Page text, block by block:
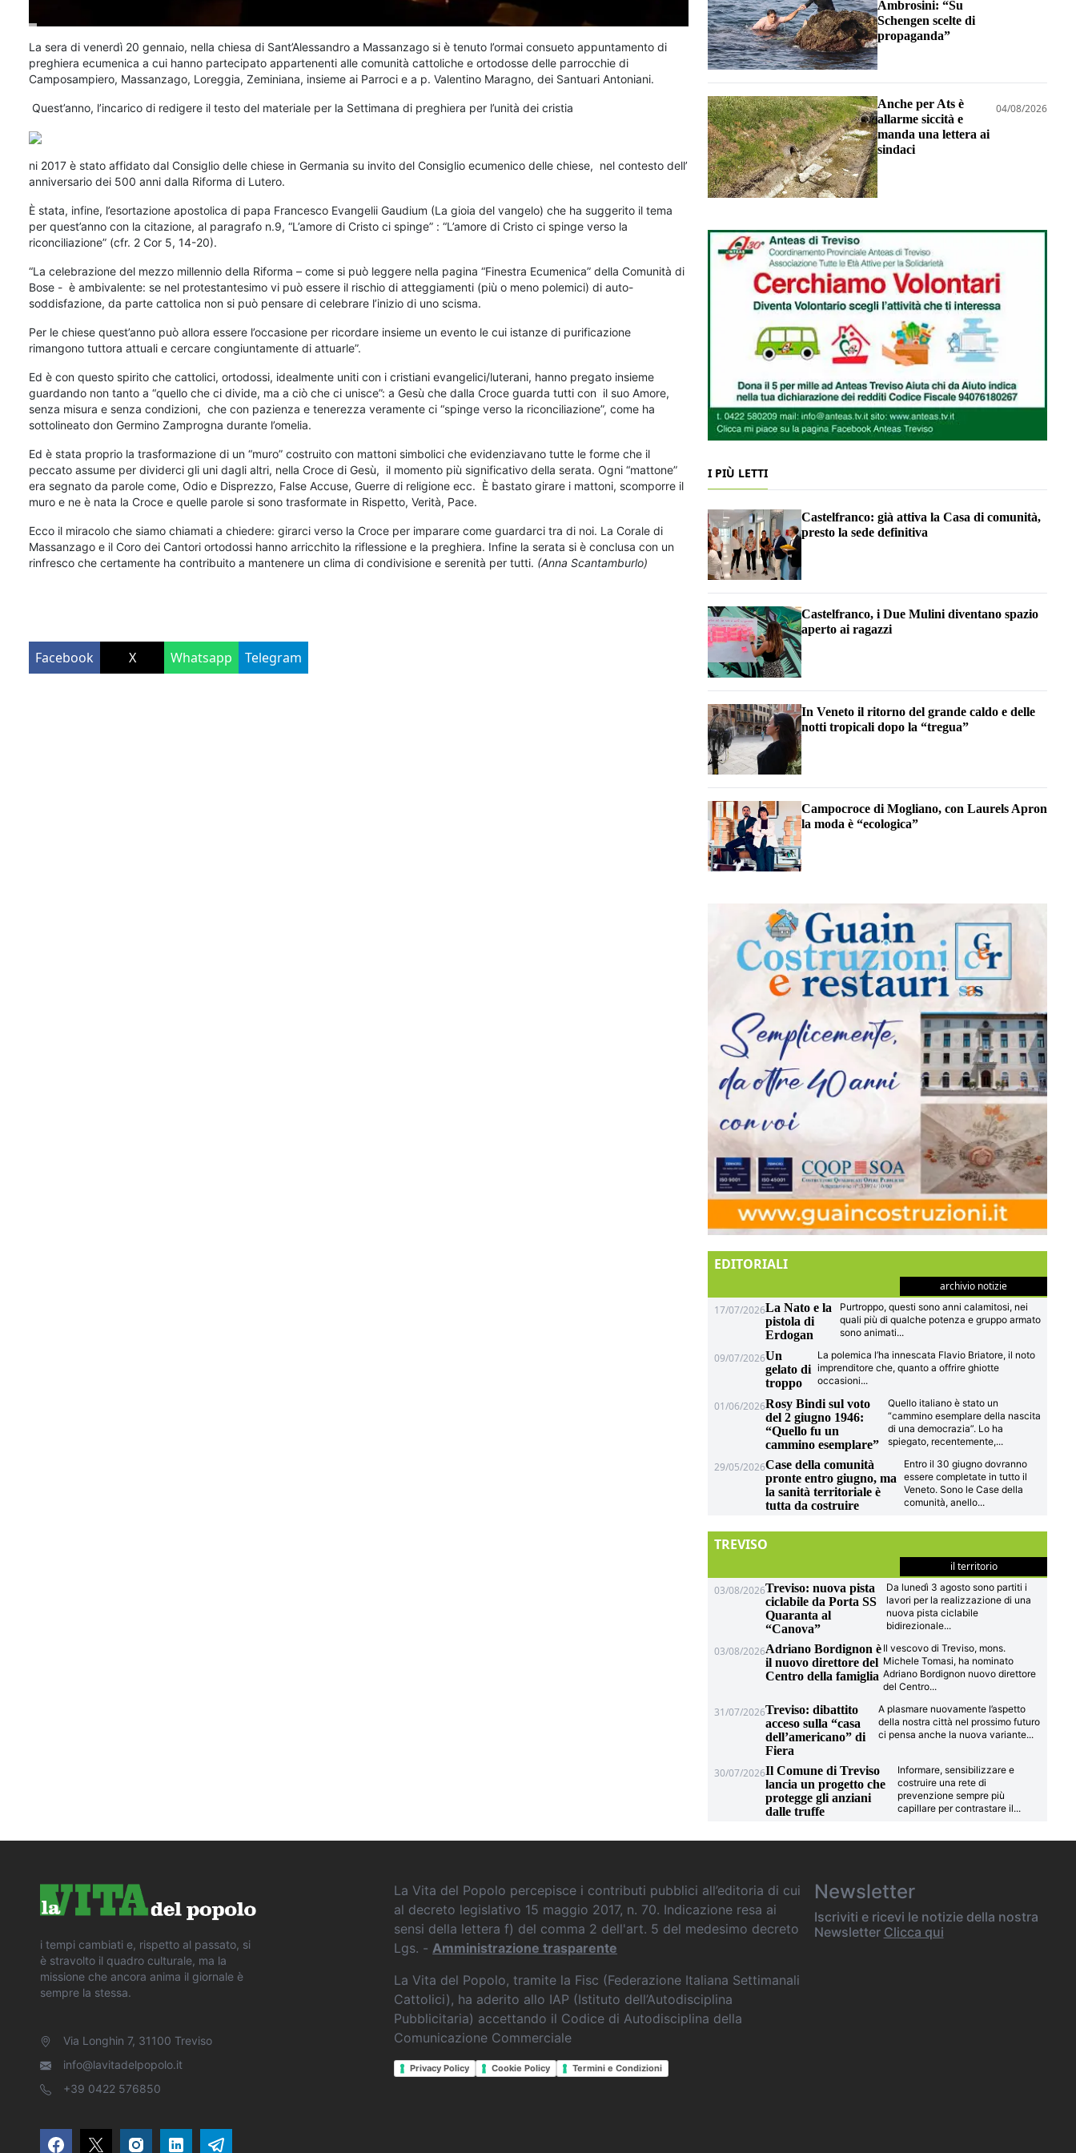
La sera di venerdì 20 gennaio, nella chiesa di Sant’Alessandro a Massanzago si è tenuto l’ormai consueto appuntamento di
preghiera ecumenica a cui hanno partecipato appartenenti alle comunità cattoliche e ortodosse delle parrocchie di
Camposampiero, Massanzago, Loreggia, Zeminiana, insieme ai Parroci e a p. Valentino Maragno, dei Santuari Antoniani.
Quest’anno, l’incarico di redigere il testo del materiale per la Settimana di preghiera per l’unità dei cristia
ni 2017 è stato affidato dal Consiglio delle chiese in Germania su invito del Consiglio ecumenico delle chiese, nel contesto dell’
anniversario dei 500 anni dalla Riforma di Lutero.
È stata, infine, l’esortazione apostolica di papa Francesco Evangelii Gaudium (La gioia del vangelo) che ha suggerito il tema
per quest’anno con la citazione, al paragrafo n.9, “L’amore di Cristo ci spinge” : “L’amore di Cristo ci spinge verso la
riconciliazione” (cfr. 2 Cor 5, 14-20).
“La celebrazione del mezzo millennio della Riforma – come si può leggere nella pagina “Finestra Ecumenica” della Comunità di
Bose - è ambivalente: se nel protestantesimo vi può essere il rischio di atteggiamenti (più o meno polemici) di auto-
soddisfazione, da parte cattolica non si può pensare di celebrare l’inizio di uno scisma.
Per le chiese quest’anno può allora essere l’occasione per ricordare insieme un evento le cui istanze di purificazione
rimangono tuttora attuali e cercare congiuntamente di attuarle”.
Ed è con questo spirito che cattolici, ortodossi, idealmente uniti con i cristiani evangelici/luterani, hanno pregato insieme
guardando non tanto a “quello che ci divide, ma a ciò che ci unisce”: a Gesù che dalla Croce guarda tutti con il suo Amore,
senza misura e senza condizioni, che con pazienza e tenerezza veramente ci “spinge verso la riconciliazione”, come ha
sottolineato don Germino Zamprogna durante l’omelia.
Ed è stata proprio la trasformazione di un “muro” costruito con mattoni simbolici che evidenziavano tutte le forme che il
peccato assume per dividerci gli uni dagli altri, nella Croce di Gesù, il momento più significativo della serata. Ogni “mattone”
era segnato da parole come, Odio e Disprezzo, False Accuse, Guerre di religione ecc. È bastato girare i mattoni, scomporre il
muro e ne è nata la Croce e quelle parole si sono trasformate in Rispetto, Verità, Pace.
Ecco il miracolo che siamo chiamati a chiedere: girarci verso la Croce per imparare come guardarci tra di noi. La Corale di
Massanzago e il Coro dei Cantori ortodossi hanno arricchito la riflessione e la preghiera. Infine la serata si è conclusa con un
rinfresco che certamente ha contribuito a mantenere un clima di condivisione e serenità per tutti. (Anna Scantamburlo)
Facebook X Whatsapp Telegram
Ambrosini: “Su
Schengen scelte di
propaganda”
Anche per Ats è
allarme siccità e
manda una lettera ai
sindaci
04/08/2026
I PIÙ LETTI
Castelfranco: già attiva la Casa di comunità,
presto la sede definitiva
Castelfranco, i Due Mulini diventano spazio
aperto ai ragazzi
In Veneto il ritorno del grande caldo e delle
notti tropicali dopo la “tregua”
Campocroce di Mogliano, con Laurels Apron
la moda è “ecologica”
EDITORIALI
archivio notizie
17/07/2026La Nato e la
pistola di
Erdogan
Purtroppo, questi sono anni calamitosi, nei
quali più di qualche potenza e gruppo armato
sono animati...
09/07/2026Un
gelato di
troppo
La polemica l’ha innescata Flavio Briatore, il noto
imprenditore che, quanto a offrire ghiotte
occasioni...
01/06/2026Rosy Bindi sul voto
del 2 giugno 1946:
“Quello fu un
cammino esemplare”
Quello italiano è stato un
“cammino esemplare della nascita
di una democrazia”. Lo ha
spiegato, recentemente,...
29/05/2026Case della comunità
pronte entro giugno, ma
la sanità territoriale è
tutta da costruire
Entro il 30 giugno dovranno
essere completate in tutto il
Veneto. Sono le Case della
comunità, anello...
TREVISO
il territorio
03/08/2026Treviso: nuova pista
ciclabile da Porta SS
Quaranta al
“Canova”
Da lunedì 3 agosto sono partiti i
lavori per la realizzazione di una
nuova pista ciclabile
bidirezionale...
03/08/2026Adriano Bordignon è
il nuovo direttore del
Centro della famiglia
Il vescovo di Treviso, mons.
Michele Tomasi, ha nominato
Adriano Bordignon nuovo direttore
del Centro...
31/07/2026Treviso: dibattito
acceso sulla “casa
dell’americano” di
Fiera
A plasmare nuovamente l’aspetto
della nostra città nel prossimo futuro
ci pensa anche la nuova variante...
30/07/2026Il Comune di Treviso
lancia un progetto che
protegge gli anziani
dalle truffe
Informare, sensibilizzare e
costruire una rete di
prevenzione sempre più
capillare per contrastare il...
i tempi cambiati e, rispetto al passato, si
è stravolto il quadro culturale, ma la
missione che ancora anima il giornale è
sempre la stessa.
Via Longhin 7, 31100 Treviso
info@lavitadelpopolo.it
+39 0422 576850
La Vita del Popolo percepisce i contributi pubblici all’editoria di cui
al decreto legislativo 15 maggio 2017, n. 70. Indicazione resa ai
sensi della lettera f) del comma 2 dell'art. 5 del medesimo decreto
Lgs. -Amministrazione trasparente
La Vita del Popolo, tramite la Fisc (Federazione Italiana Settimanali
Cattolici), ha aderito allo IAP (Istituto dell’Autodisciplina
Pubblicitaria) accettando il Codice di Autodisciplina della
Comunicazione Commerciale
Privacy Policy Cookie Policy Termini e Condizioni
Newsletter
Iscriviti e ricevi le notizie della nostra
Newsletter Clicca qui